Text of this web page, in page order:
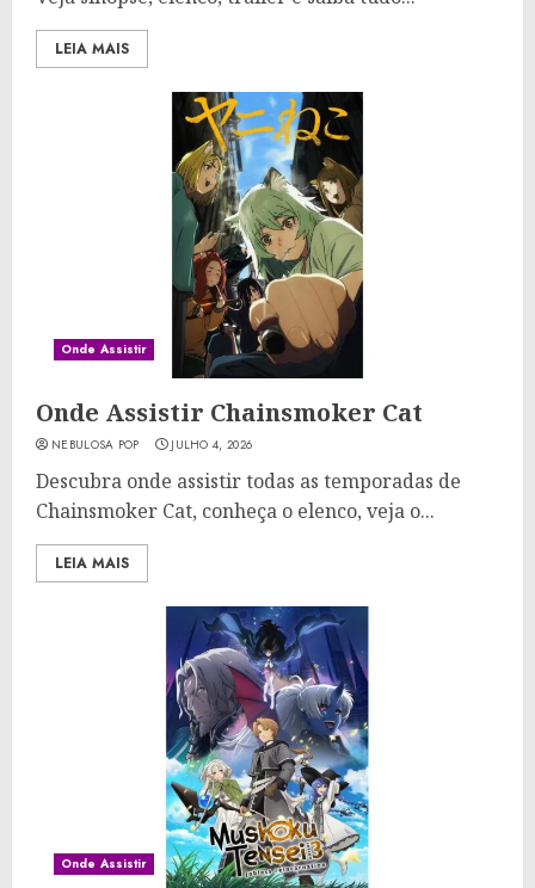
LEIA MAIS
Onde Assistir
Onde Assistir Chainsmoker Cat
NEBULOSA POP JULHO 4, 2026
Descubra onde assistir todas as temporadas de
Chainsmoker Cat, conheça o elenco, veja o...
LEIA MAIS
Onde Assistir